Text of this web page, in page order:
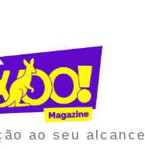
ao seu alcance